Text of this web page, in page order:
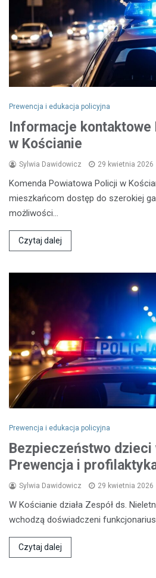
Prewencja i edukacja policyjna
Informacje
w Kościanie
Sylwia Dawidowicz 29 kwietnia 2026
Komenda Powiatowa Policji w
mieszkańcom dostęp do szerokiej
możliwości…
Czytaj dalej
Prewencja i edukacja policyjna
Bezpieczeństwo
Prewencja i
Sylwia Dawidowicz 29 kwietnia 2026
W Kościanie działa Zespół ds.
wchodzą doświadczeni
Czytaj dalej